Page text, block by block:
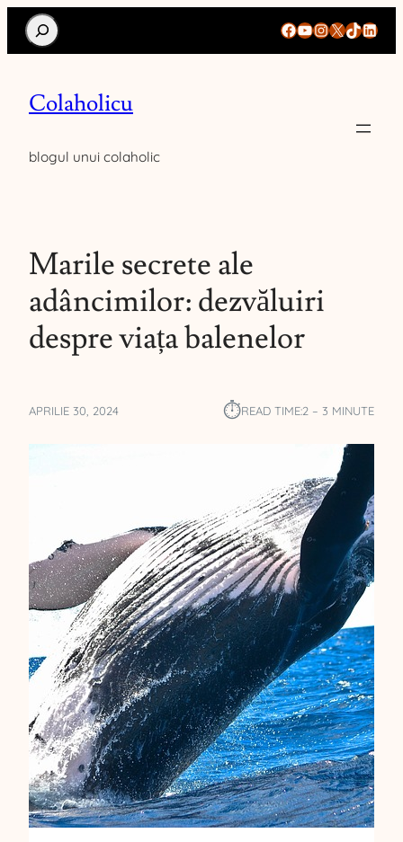
Search Facebook
YouTube
Instagram
X TikTok
Colaholicu
blogul unui colaholic
Marile secrete ale
adâncimilor: dezvăluiri
despre viața balenelor
APRILIE 30, 2024 ⏱︎READ TIME:2 – 3 MINUTE